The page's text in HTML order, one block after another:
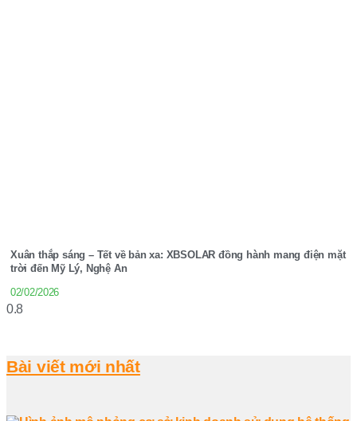
Xuân thắp sáng – Tết về bản xa: XBSOLAR đồng hành mang điện mặt
trời đến Mỹ Lý, Nghệ An
02/02/2026
Bài viết mới nhất